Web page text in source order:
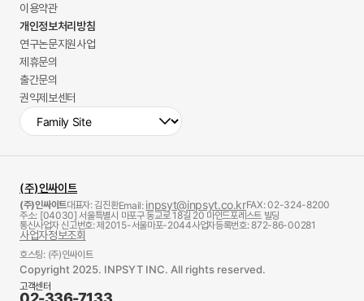
이용약관
개인정보처리방침
연구논문지원사업
제휴문의
출간문의
권익제보센터
(주)인싸이트
(주)인싸이트대표자: 김진환Email: inpsyt@inpsyt.co.krFAX: 02-324-8200
주소: [04030] 서울특별시 마포구 동교로 18길 20 마인드포레스트 빌딩
통신사업자 신고번호: 제2015-서울마포-2044사업자등록번호: 872-86-00281
사업자정보조회
호스팅: (주)인싸이트
Copyright 2025. INPSYT INC. All rights reserved.
고객센터